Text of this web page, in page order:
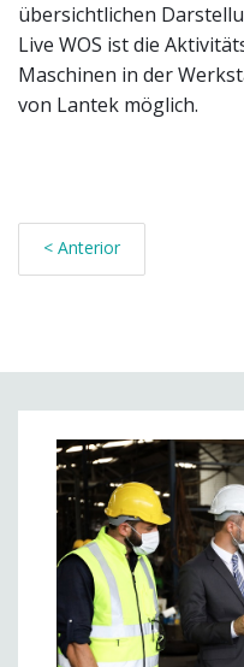
übersichtlichen
Live WOS ist die
Maschinen in der
von Lantek möglich.
< Anterior